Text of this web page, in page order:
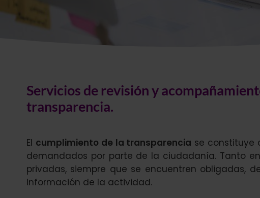
Servicios de revisión y
transparencia.
El cumplimiento de la transparencia se constituye
demandados por parte de la ciudadanía. Tanto
privadas, siempre que se encuentren obligadas,
información de la actividad.